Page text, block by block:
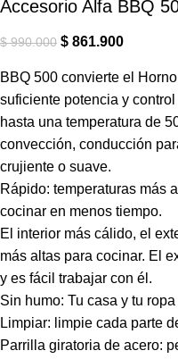
Accesorio Alfa BBQ
$990.000 $ 861.900
BBQ 500 convierte el
suficiente potencia y
hasta una temperatura de
convección, conducción
crujiente o suave.
Rápido: temperaturas más
cocinar en menos tiempo.
El interior más cálido, el
más altas para cocinar. El
y es fácil trabajar con él.
Sin humo: Tu casa y tu
Limpiar: limpie cada parte
Parrilla giratoria de acero: